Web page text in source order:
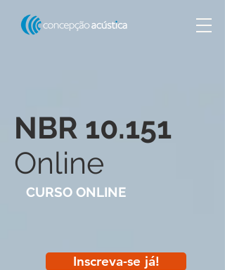
NBR 10.151
Online
CURSO ONLINE
Inscreva-se já!